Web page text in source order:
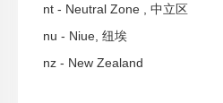
nt - Neutral Zone , 中立区
nu - Niue, 纽埃
nz - New Zealand